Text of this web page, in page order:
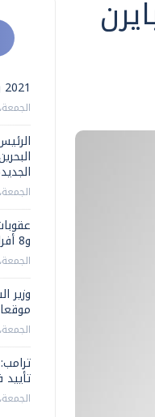
2021 وفاة الفنانة دلال عبد العزيز
الجمعة، 07 اغسطس 2026 03:15 ص
الجمعة، 07 اغسطس 2026 02:54 ص
و8 أفراد في كوبا
الجمعة، 07 اغسطس 2026 02:02 ص
الجمعة، 07 اغسطس 2026 01:32 ص
تأييد
الجمعة، 07 اغسطس 2026 01:19 ص